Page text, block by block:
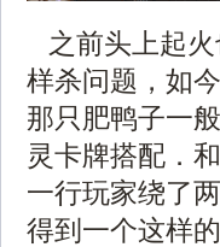
之前头上起火
样杀问题，如
那只肥鸭子一
灵卡牌搭配．
一行玩家绕了
得到一个这样